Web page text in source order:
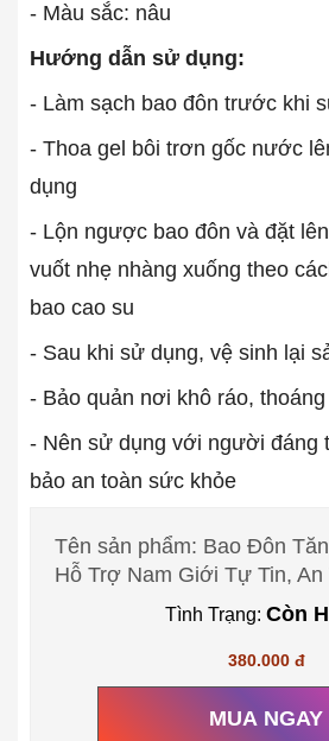
- Màu sắc: nâu
Hướng dẫn sử dụng:
- Làm sạch bao đôn trước khi
- Thoa gel bôi trơn gốc nước
dụng
- Lộn ngược bao đôn và đặt
vuốt nhẹ nhàng xuống theo
bao cao su
- Sau khi sử dụng, vệ sinh lại
- Bảo quản nơi khô ráo,
- Nên sử dụng với người đáng
bảo an toàn sức khỏe
Tên sản phẩm: Bao Đôn
Hỗ Trợ Nam Giới Tự Tin, An
Tình Trạng: Còn
380.000 đ
MUA NGAY